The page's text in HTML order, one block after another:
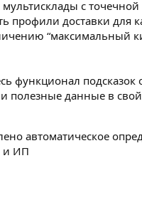
с
профили доставки для
“максимальный
функционал
полезные данные в
автоматическое
и ИП